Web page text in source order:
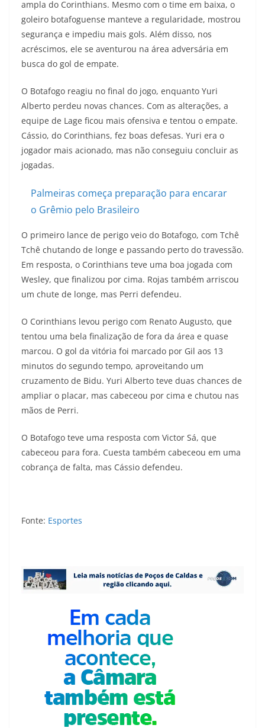
ampla do Corinthians. Mesmo com o time em baixa, o
goleiro botafoguense manteve a regularidade, mostrou
segurança e impediu mais gols. Além disso, nos
acréscimos, ele se aventurou na área adversária em
busca do gol de empate.
O Botafogo reagiu no final do jogo, enquanto Yuri
Alberto perdeu novas chances. Com as alterações, a
equipe de Lage ficou mais ofensiva e tentou o empate.
Cássio, do Corinthians, fez boas defesas. Yuri era o
jogador mais acionado, mas não conseguiu concluir as
jogadas.
Palmeiras começa preparação para encarar
o Grêmio pelo Brasileiro
O primeiro lance de perigo veio do Botafogo, com Tchê
Tchê chutando de longe e passando perto do travessão.
Em resposta, o Corinthians teve uma boa jogada com
Wesley, que finalizou por cima. Rojas também arriscou
um chute de longe, mas Perri defendeu.
O Corinthians levou perigo com Renato Augusto, que
tentou uma bela finalização de fora da área e quase
marcou. O gol da vitória foi marcado por Gil aos 13
minutos do segundo tempo, aproveitando um
cruzamento de Bidu. Yuri Alberto teve duas chances de
ampliar o placar, mas cabeceou por cima e chutou nas
mãos de Perri.
O Botafogo teve uma resposta com Victor Sá, que
cabeceou para fora. Cuesta também cabeceou em uma
cobrança de falta, mas Cássio defendeu.
Fonte: Esportes